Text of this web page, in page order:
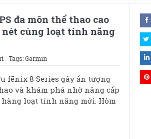
đa môn thể thao cao
nét cùng loạt tính năng
Tags:Garmin
fēnix 8 Series gây ấn tượng
và khám phá nhờ nâng cấp
hàng loạt tính năng mới. Hôm